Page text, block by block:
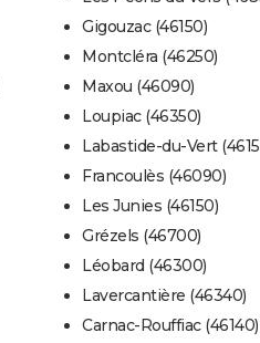
Gigouzac (46150)
Montcléra (46250)
Maxou (46090)
Loupiac (46350)
Labastide-du-Vert
Francoulès (46090)
Les Junies (46150)
Grézels (46700)
Léobard (46300)
Lavercantière (46340)
Carnac-Rouffiac (46140)